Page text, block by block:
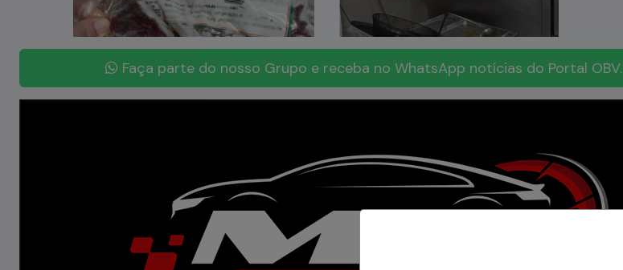
Faça parte do nosso Grupo e receba no WhatsApp notícias do Portal OBV.